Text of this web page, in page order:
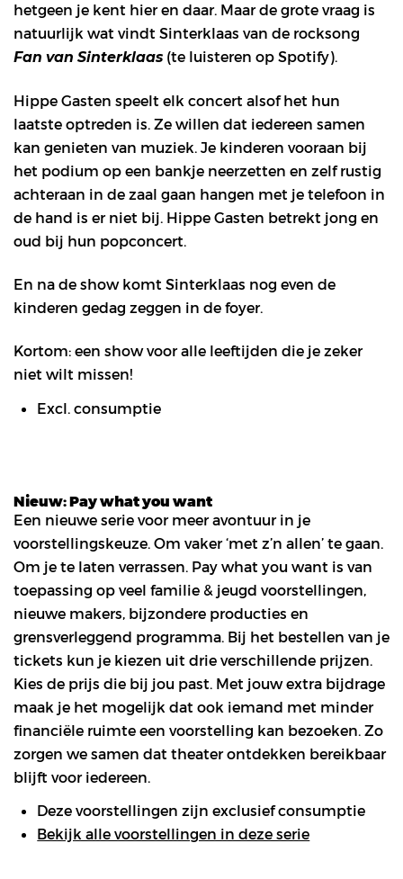
hetgeen je kent hier en daar. Maar de grote vraag is
natuurlijk wat vindt Sinterklaas van de rocksong
Fan van Sinterklaas (te luisteren op Spotify).
Hippe Gasten speelt elk concert alsof het hun
laatste optreden is. Ze willen dat iedereen samen
kan genieten van muziek. Je kinderen vooraan bij
het podium op een bankje neerzetten en zelf rustig
achteraan in de zaal gaan hangen met je telefoon in
de hand is er niet bij. Hippe Gasten betrekt jong en
oud bij hun popconcert.
En na de show komt Sinterklaas nog even de
kinderen gedag zeggen in de foyer.
Kortom: een show voor alle leeftijden die je zeker
niet wilt missen!
Excl. consumptie
Nieuw: Pay what you want
Een nieuwe serie voor meer avontuur in je
voorstellingskeuze. Om vaker ‘met z’n allen’ te gaan.
Om je te laten verrassen. Pay what you want is van
toepassing op veel familie & jeugd voorstellingen,
nieuwe makers, bijzondere producties en
grensverleggend programma. Bij het bestellen van je
tickets kun je kiezen uit drie verschillende prijzen.
Kies de prijs die bij jou past. Met jouw extra bijdrage
maak je het mogelijk dat ook iemand met minder
financiële ruimte een voorstelling kan bezoeken. Zo
zorgen we samen dat theater ontdekken bereikbaar
blijft voor iedereen.
Deze voorstellingen zijn exclusief consumptie
Bekijk alle voorstellingen in deze serie